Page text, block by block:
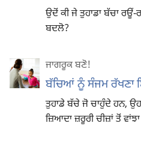
ਉਦੋਂ ਕੀ ਜੇ ਤੁਹਾਡਾ ਬੱਚਾ
ਬਦਲੋ?
ਜਾਗਰੂਕ ਬਣੋ!
ਬੱਚਿਆਂ ਨੂੰ ਸੰਜਮ ਰੱਖਣਾ
ਤੁਹਾਡੇ ਬੱਚੇ ਜੋ ਚਾਹੁੰਦੇ ਹਨ,
ਜ਼ਿਆਦਾ ਜ਼ਰੂਰੀ ਚੀਜ਼ਾਂ ਤੋਂ